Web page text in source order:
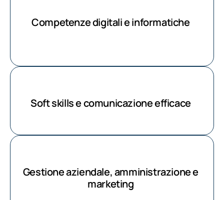
Competenze digitali e informatiche
Soft skills e comunicazione efficace
Gestione aziendale, amministrazione e
marketing